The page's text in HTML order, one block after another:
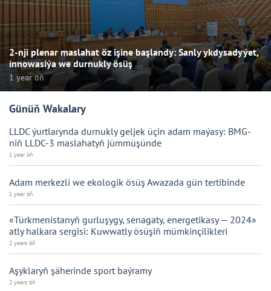
2-nji plenar maslahat öz işine başlandy: Sanly ykdysadyýet,
innowasiýa we durnukly ösüş
1 year öň
Günüň Wakalary
LLDC ýurtlarynda durnukly geljek üçin adam maýasy: BMG-
niň LLDC-3 maslahatyň jümmüşünde
1 year öň
Adam merkezli we ekologik ösüş Awazada gün tertibinde
1 year öň
«Türkmenistanyň gurluşygy, senagaty, energetikasy — 2024»
atly halkara sergisi: Kuwwatly ösüşiň mümkinçilikleri
2 years öň
Aşyklaryň şäherinde sport baýramy
2 years öň